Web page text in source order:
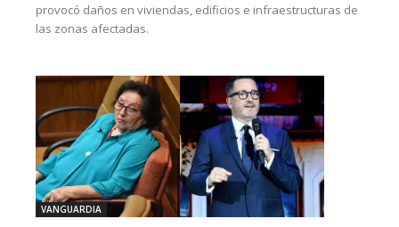
provocó daños en viviendas, edificios e infraestructuras de
las zonas afectadas.
VANGUARDIA